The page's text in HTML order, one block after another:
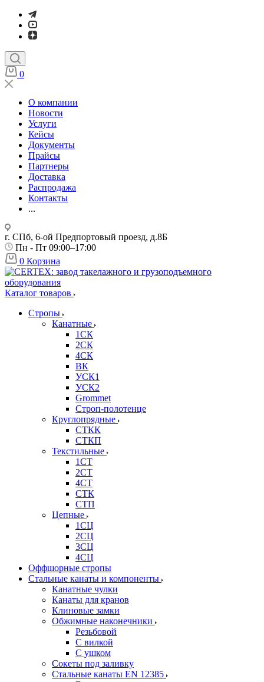
0
О компании
Новости
Услуги
Кейсы
Документы
Прайсы
Партнеры
Доставка
Распродажа
Контакты
...
г. СПб, 6-ой Предпортовый проезд, д.8Б
Пн - Пт 09:00–17:00
0 Корзина
Каталог товаров
Стропы
Канатные
1СК
2СК
4СК
ВК
УСК1
УСК2
Grommet
Строп-полотенце
Круглопрядные
СТКК
СТКП
Текстильные
1СТ
2СТ
4СТ
СТК
СТП
Цепные
1СЦ
2СЦ
3СЦ
4СЦ
Оффшорные стропы
Стальные канаты и компоненты
Канатные чулки
Канаты для кранов
Клиновые замки
Обжимные наконечники
Резьбовой
С вилкой
С ушком
Сокеты под заливку
Стальные канаты EN 12385